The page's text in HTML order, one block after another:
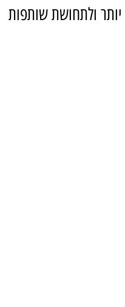
ולתחושת שותפות